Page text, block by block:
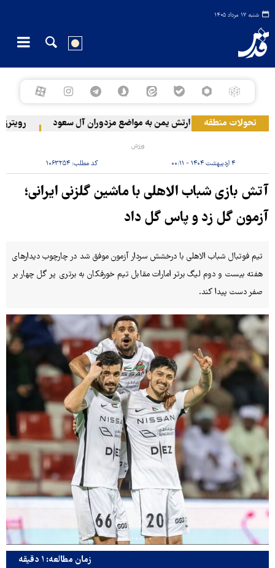
شنبه ۱۷ مرداد ۱۴۰۵
تحولات منطقهحمله ارتش یمن به مواضع مزدوران آل سعود رویترز: عربستان ۸۶ درصد از موشک‌های
ورزش
۴ اردیبهشت ۱۴۰۴ - ۰۰:۱۱ کد مطلب:۱۰۶۳۲۵۴
آتش بازی شباب الاهلی با ماشین گلزنی ایرانی؛
آزمون گل زد و پاس گل داد
تیم فوتبال شباب الاهلی با درخشش سردار آزمون موفق شد در چارچوب دیدارهای
هفته بیست و دوم لیگ برتر امارات مقابل تیم خورفکان به برتری پر گل چهار بر
صفر دست پیدا کند.
زمان مطالعه: ۱ دقیقه